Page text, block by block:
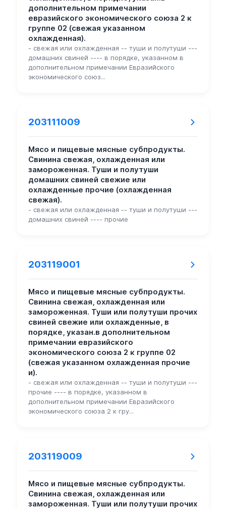
дополнительном примечании
евразийского экономического союза 2 к
группе 02 (свежая указанном
охлажденная).
- свежая или охлажденная -- туши и полутуши ---
домашних свиней ---- в порядке, указанном в
дополнительном примечании Евразийского
экономического союз...
203111009
Мясо и пищевые мясные субпродукты.
Свинина свежая, охлажденная или
замороженная. Туши и полутуши
домашних свиней свежие или
охлажденные прочие (охлажденная
свежая).
- свежая или охлажденная -- туши и полутуши ---
домашних свиней ---- прочие
203119001
Мясо и пищевые мясные субпродукты.
Свинина свежая, охлажденная или
замороженная. Туши или полутуши прочих
свиней свежие или охлажденные, в
порядке, указан.в дополнительном
примечании евразийского
экономического союза 2 к группе 02
(свежая указанном охлажденная прочие
и).
- свежая или охлажденная -- туши и полутуши ---
прочие ---- в порядке, указанном в
дополнительном примечании Евразийского
экономического союза 2 к гру...
203119009
Мясо и пищевые мясные субпродукты.
Свинина свежая, охлажденная или
замороженная. Туши или полутуши прочих